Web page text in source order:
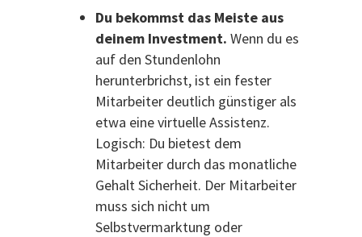
Du bekommst das Meiste aus
deinem Investment. Wenn du es
auf den Stundenlohn
herunterbrichst, ist ein fester
Mitarbeiter deutlich günstiger als
etwa eine virtuelle Assistenz.
Logisch: Du bietest dem
Mitarbeiter durch das monatliche
Gehalt Sicherheit. Der Mitarbeiter
muss sich nicht um
Selbstvermarktung oder